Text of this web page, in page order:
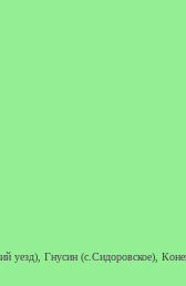
Гнусин (с.Сидоровское),